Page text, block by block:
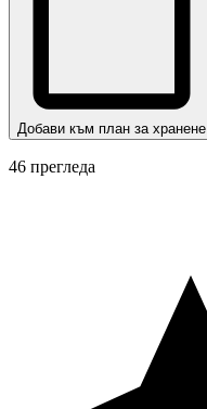
Добави към план за хранене
46 прегледа